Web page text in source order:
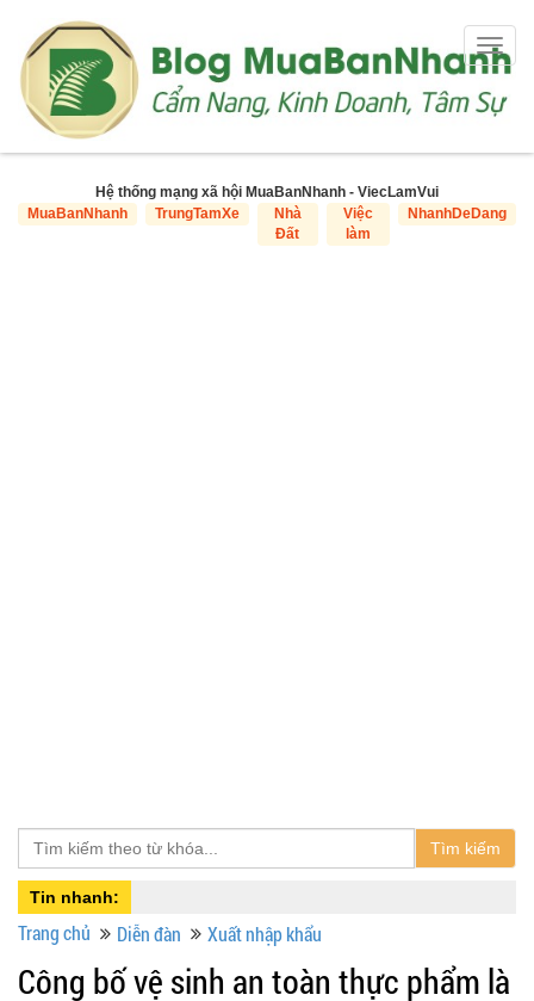
Hệ thống mạng xã hội MuaBanNhanh - ViecLamVui
MuaBanNhanh
TrungTamXe
Nhà
Đất
Việc
làm
NhanhDeDang
Tìm kiếm
Tin nhanh:
Trang chủ Diễn đàn Xuất nhập khẩu
Công bố vệ sinh an toàn thực phẩm là